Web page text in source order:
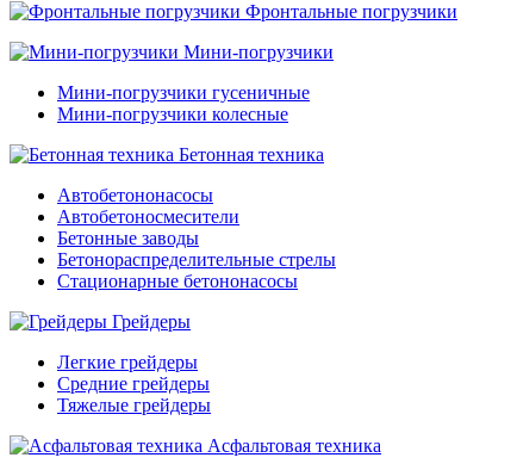
Фронтальные погрузчики
Мини-погрузчики
Мини-погрузчики гусеничные
Мини-погрузчики колесные
Бетонная техника
Автобетононасосы
Автобетоносмесители
Бетонные заводы
Бетонораспределительные стрелы
Стационарные бетононасосы
Грейдеры
Легкие грейдеры
Средние грейдеры
Тяжелые грейдеры
Асфальтовая техника